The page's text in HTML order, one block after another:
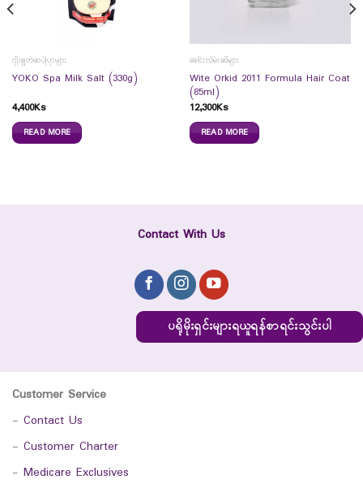
ဂျီးချွတ်ဆပ်ပြာများ
YOKO Spa Milk Salt (330g)
4,400Ks
READ MORE
ခေါင်းလိမ်းဆီများ
Wite Orkid 2011 Formula Hair Coat
(85ml)
12,300Ks
READ MORE
Contact With Us
ပရိုမိုးရှင်းများရယူရန်စာရင်းသွင်းပါ
Customer Service
- Contact Us
- Customer Charter
- Medicare Exclusives